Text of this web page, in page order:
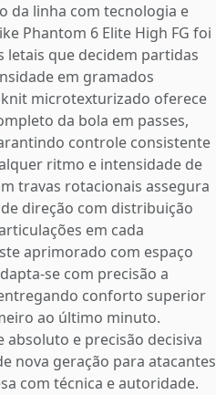
da linha com tecnologia e
Phantom 6 Elite High FG foi
letais que decidem partidas
em gramados
microtexturizado oferece
da bola em passes,
controle consistente
ritmo e intensidade de
travas rotacionais assegura
direção com distribuição
em cada
aprimorado com espaço
se com precisão a
conforto superior
ao último minuto.
e precisão decisiva
nova geração para atacantes
com técnica e autoridade.